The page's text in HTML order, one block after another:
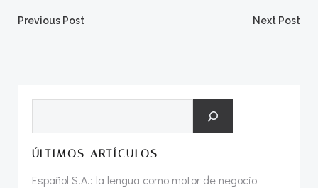
Navegación
las
entradas
Previous Post
las
entradas
Next Post
ÚLTIMOS ARTÍCULOS
Español S.A.: la lengua como motor de negocio